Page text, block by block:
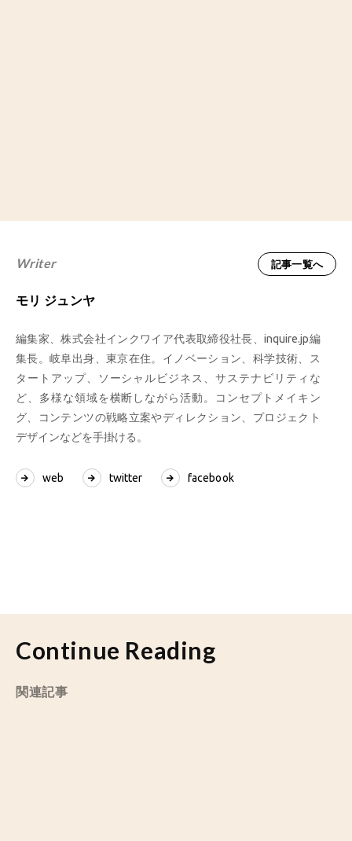
Writer
モリ ジュンヤ
記事一覧へ
編集家、株式会社インクワイア代表取締役社長、inquire.jp編
集長。岐阜出身、東京在住。イノベーション、科学技術、ス
タートアップ、ソーシャルビジネス、サステナビリティな
ど、多様な領域を横断しながら活動。コンセプトメイキン
グ、コンテンツの戦略立案やディレクション、プロジェクト
デザインなどを手掛ける。
web twitter facebook
Continue Reading
関連記事